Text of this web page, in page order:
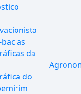
da
do